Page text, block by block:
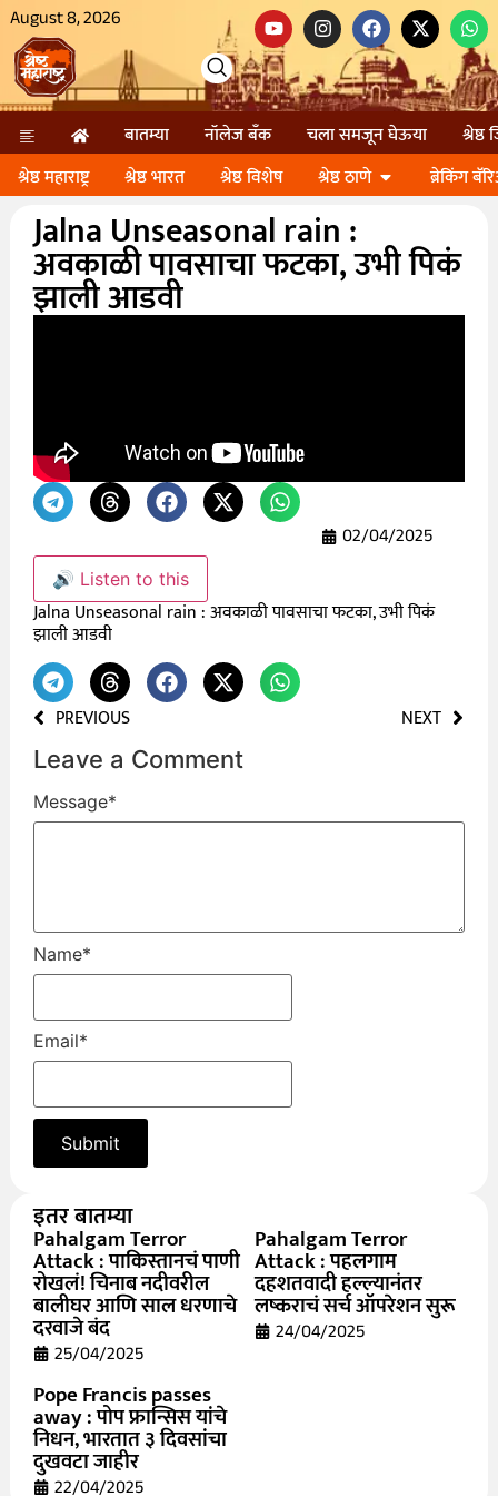
August 8, 2026
बातम्या नॉलेज बॅंक चला समजून घेऊया
श्रेष्ठ
श्रेष्ठ महाराष्ट्र
श्रेष्ठ भारत श्रेष्ठ विशेष श्रेष्ठ ठाणे ब्रेकिंग
Jalna Unseasonal rain :
अवकाळी पावसाचा फटका, उभी पिकं
झाली आडवी
02/04/2025
🔊 Listen to this
Jalna Unseasonal rain : अवकाळी पावसाचा फटका, उभी पिकं
झाली आडवी
PREVIOUS NEXT
Leave a Comment
Message*
Name*
Email*
इतर बातम्या
Pahalgam Terror
Attack : पाकिस्तानचं पाणी
रोखलं! चिनाब नदीवरील
बालीघर आणि साल धरणाचे
दरवाजे बंद
25/04/2025
Pahalgam Terror
Attack : पहलगाम
दहशतवादी हल्ल्यानंतर
लष्कराचं सर्च ऑपरेशन सुरू
24/04/2025
Pope Francis passes
away : पोप फ्रान्सिस यांचे
निधन, भारतात ३ दिवसांचा
दुखवटा जाहीर
22/04/2025